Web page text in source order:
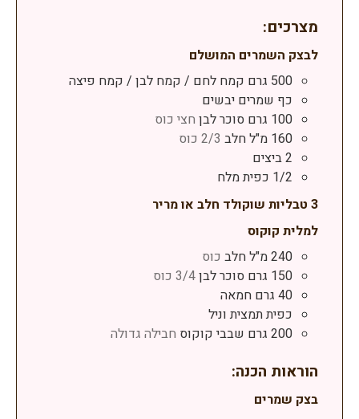
מצרכים:
לבצק השמרים המושלם
500 גרם קמח לחם / קמח לבן / קמח פיצה
כף שמרים יבשים
100 גרם סוכר לבן חצי כוס
160 מ"לחלב 2/3 כוס
2ביצים
1/2 כפיתמלח
3 טבליות שוקולד חלב או מריר
למלית קוקוס
240מ"לחלב כוס
150 גרם סוכר לבן3/4 כוס
40 גרם חמאה
כפיתתמצית וניל
200 גרם שבבי קוקוס חבילה גדולה
הוראות הכנה:
בצק שמרים